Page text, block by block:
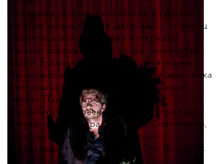
Во время создания спектакля я глубоко
изучала жизнь Сергея Дягилева — за месяц
прочитала все доступные материалы:
письма, воспоминания, книги, множество
видео. Буквально прожила с ним жизнь.
Но ничего не задевало по-настоящему, пока
я не дошла до финальных дней жизни
Сергея Павловича и того, как этот
гениальный человек умирал. История его
смерти сильно поразила меня. Собственно,
спектакль мы сделали об этом »,—
рассказывает Анастасия для The Blueprint.